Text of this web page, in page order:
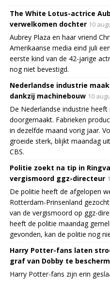
The White Lotus-actrice
verwelkomen dochter 10
Aubrey Plaza en haar vriend
Amerikaanse media eind juli
eerste kind van de 42-jarige
nog niet bevestigd.
Nederlandse industrie
dankzij machinebouw 10
De Nederlandse industrie
doorgemaakt. Fabrieken
in dezelfde maand vorig jaar.
groeide sterk, blijkt maandag
CBS.
Politie zoekt na tip in
vergismoord ggz-directeur
De politie heeft de afgelopen
Rotterdam-Prinsenland
van de vergismoord op ggz-
heeft de politie maandag
gevonden, kan de politie nog
Harry Potter-fans laten
graf van Dobby te
Harry Potter-fans zijn erin